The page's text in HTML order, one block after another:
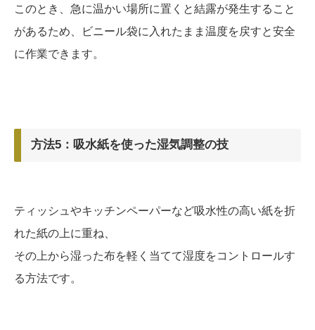
このとき、急に温かい場所に置くと結露が発生すること
があるため、ビニール袋に入れたまま温度を戻すと安全
に作業できます。
方法5：吸水紙を使った湿気調整の技
ティッシュやキッチンペーパーなど吸水性の高い紙を折
れた紙の上に重ね、
その上から湿った布を軽く当てて湿度をコントロールす
る方法です。